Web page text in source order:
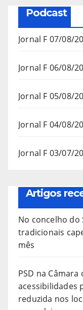
Podcast
Jornal F 07/08/
Jornal F 06/08/
Jornal F 05/08/
Jornal F 04/08/
Jornal F 03/07/
Artigos
No concelho do
tradicionais
mês
PSD na
acessibilidades
reduzida nos